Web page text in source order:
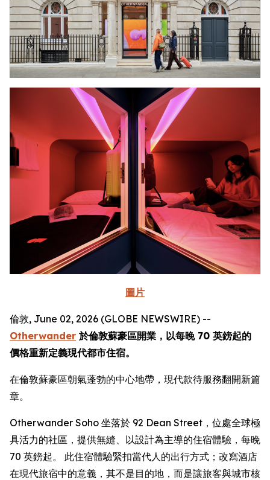
圖片
倫敦, June 02, 2026 (GLOBE NEWSWIRE) --
Otherwander 於倫敦蘇豪區開業，以每晚 70 英鎊起的
價格重新定義現代都市住宿。
在倫敦蘇豪區朝氣蓬勃的中心地帶，現代款待服務翻開新篇
章。
Otherwander Soho 坐落於 92 Dean Street，位處全球極
具活力的社區，提供無縫、以設計為主導的住宿體驗，每晚
70 英鎊起。 此住宿體驗緊扣當代人的出行方式；改寫酒店
在現代旅宿中的意義，其不是目的地，而是讓旅客與城市核